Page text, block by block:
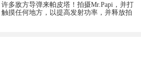
多敌方导弹来帕皮塔！拍摄Mr.Papi，并打
摸任何地方，以提高发射功率，并释放拍